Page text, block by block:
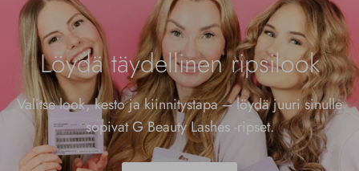
Löydä täydellinen ripsilook
Valitse look, kesto ja kiinnitystapa – löydä juuri sinulle
sopivat G Beauty Lashes -ripset.